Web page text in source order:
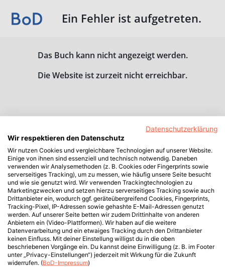
Ein Fehler ist aufgetreten.
Das Buch kann nicht angezeigt werden.
Die Website ist zurzeit nicht erreichbar.
Datenschutzerklärung
Wir respektieren den Datenschutz
Wir nutzen Cookies und vergleichbare Technologien auf unserer Website.
Einige von ihnen sind essenziell und technisch notwendig. Daneben
verwenden wir Analysemethoden (z. B. Cookies oder Fingerprints sowie
serverseitiges Tracking), um zu messen, wie häufig unsere Seite besucht
und wie sie genutzt wird. Wir verwenden Trackingtechnologien zu
Marketingzwecken und setzen hierzu serverseitiges Tracking sowie auch
Drittanbieter ein, wodurch ggf. geräteübergreifend Cookies, Fingerprints,
Tracking-Pixel, IP-Adressen sowie gehashte E-Mail-Adressen genutzt
werden. Auf unserer Seite betten wir zudem Drittinhalte von anderen
Anbietern ein (Video-Plattformen). Wir haben auf die weitere
Datenverarbeitung und ein etwaiges Tracking durch den Drittanbieter
keinen Einfluss. Mit deiner Einstellung willigst du in die oben
beschriebenen Vorgänge ein. Du kannst deine Einwilligung (z. B. im Footer
unter „Privacy-Einstellungen“) jederzeit mit Wirkung für die Zukunft
widerrufen. (BoD-Impressum)